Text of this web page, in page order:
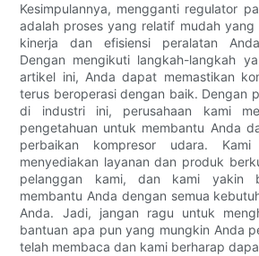
Kesimpulannya, mengganti regulator
adalah proses yang relatif mudah
kinerja dan efisiensi peralatan
Dengan mengikuti langkah-langkah
artikel ini, Anda dapat memastikan
terus beroperasi dengan baik. Dengan
di industri ini, perusahaan kami
pengetahuan untuk membantu Anda
perbaikan kompresor udara.
menyediakan layanan dan produk
pelanggan kami, dan kami yakin
membantu Anda dengan semua
Anda. Jadi, jangan ragu untuk
bantuan apa pun yang mungkin Anda
telah membaca dan kami berharap